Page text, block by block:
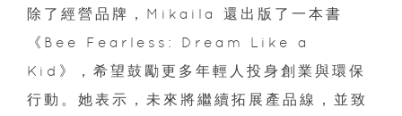
除了經營品牌，Mikaila 還出版了一本書
《Bee Fearless: Dream Like a
Kid》，希望鼓勵更多年輕人投身創業與環保
行動。她表示，未來將繼續拓展產品線，並致